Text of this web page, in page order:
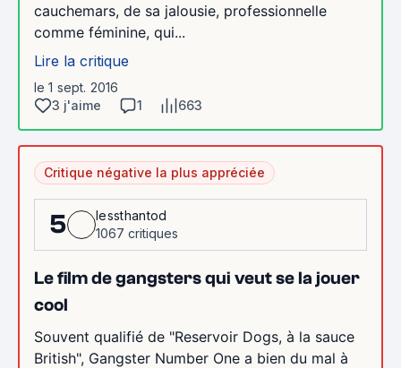
cauchemars, de sa jalousie, professionnelle
comme féminine, qui...
Lire la critique
le 1 sept. 2016
3 j'aime
1 663
Critique négative la plus appréciée
5
lessthantod
1067 critiques
Le film de gangsters qui veut se la jouer
cool
Souvent qualifié de "Reservoir Dogs, à la sauce
British", Gangster Number One a bien du mal à